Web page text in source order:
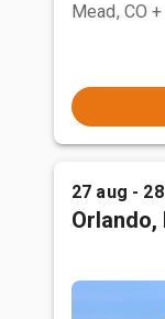
Mead, CO
27 aug -
Orlando,